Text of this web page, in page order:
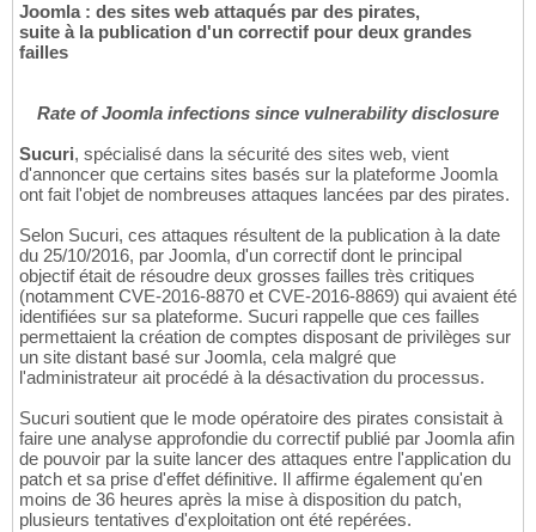
Joomla : des sites web attaqués par des pirates,
suite à la publication d'un correctif pour deux grandes
failles
Rate of Joomla infections since vulnerability disclosure
Sucuri, spécialisé dans la sécurité des sites web, vient
d'annoncer que certains sites basés sur la plateforme Joomla
ont fait l'objet de nombreuses attaques lancées par des pirates.
Selon Sucuri, ces attaques résultent de la publication à la date
du 25/10/2016, par Joomla, d'un correctif dont le principal
objectif était de résoudre deux grosses failles très critiques
(notamment CVE-2016-8870 et CVE-2016-8869) qui avaient été
identifiées sur sa plateforme. Sucuri rappelle que ces failles
permettaient la création de comptes disposant de privilèges sur
un site distant basé sur Joomla, cela malgré que
l'administrateur ait procédé à la désactivation du processus.
Sucuri soutient que le mode opératoire des pirates consistait à
faire une analyse approfondie du correctif publié par Joomla afin
de pouvoir par la suite lancer des attaques entre l'application du
patch et sa prise d'effet définitive. Il affirme également qu'en
moins de 36 heures après la mise à disposition du patch,
plusieurs tentatives d'exploitation ont été repérées.